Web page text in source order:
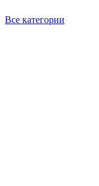
Все категории